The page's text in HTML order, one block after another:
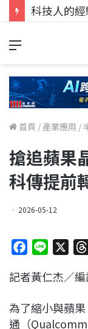
首頁 / 產業應用 /
搶追蘋果
科傳提前
2026-05-12
c
b
n
記者黃仁杰／編
為了縮小與蘋
通（